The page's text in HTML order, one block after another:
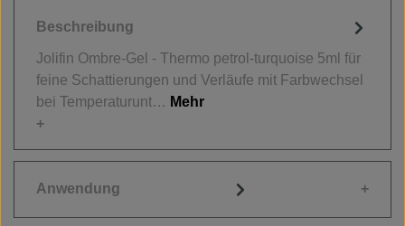
Beschreibung
Jolifin Ombre-Gel - Thermo petrol-turquoise 5ml für
feine Schattierungen und Verläufe mit Farbwechsel
bei Temperaturunt… Mehr
Anwendung